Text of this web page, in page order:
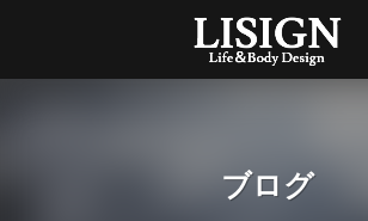
ブログ